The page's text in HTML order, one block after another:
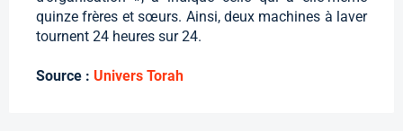
quinze frères et sœurs. Ainsi, deux machines à laver
tournent 24 heures sur 24.
Source : Univers Torah